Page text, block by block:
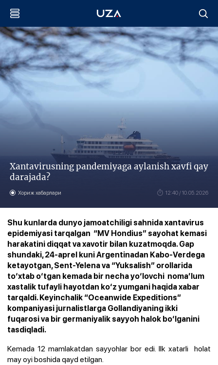
Xantavirusning pandemiyaga aylanish xavfi qay
darajada?
Хориж хабарлари 12:40 / 10.05.2026
Shu kunlarda dunyo jamoatchiligi sahnida xantavirus
epidemiyasi tarqalgan “MV Hondius” sayohat kemasi
harakatini diqqat va xavotir bilan kuzatmoqda. Gap
shundaki, 24-aprel kuni Argentinadan Kabo-Verdega
ketayotgan, Sent-Yelena va “Yuksalish” orollarida
to‘xtab o‘tgan kemada bir necha yo‘lovchi noma’lum
xastalik tufayli hayotdan ko‘z yumgani haqida xabar
tarqaldi. Keyinchalik “Oceanwide Expeditions”
kompaniyasi jurnalistlarga Gollandiyaning ikki
fuqarosi va bir germaniyalik sayyoh halok bo‘lganini
tasdiqladi.
Kemada 12 mamlakatdan sayyohlar bor edi. Ilk xatarli holat
may oyi boshida qayd etilgan.